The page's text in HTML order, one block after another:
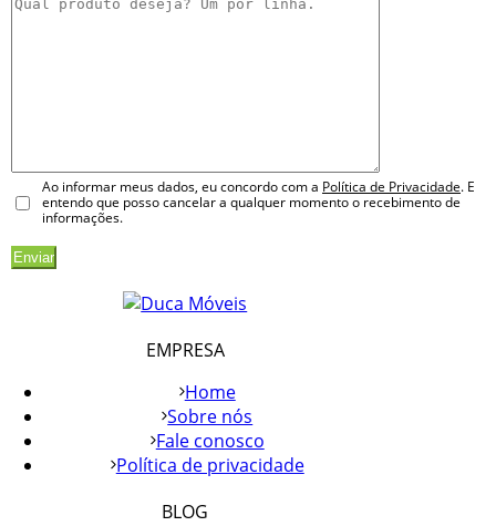
Ao informar meus dados, eu concordo com a Política de Privacidade. E
entendo que posso cancelar a qualquer momento o recebimento de
informações.
EMPRESA
Home
Sobre nós
Fale conosco
Política de privacidade
BLOG